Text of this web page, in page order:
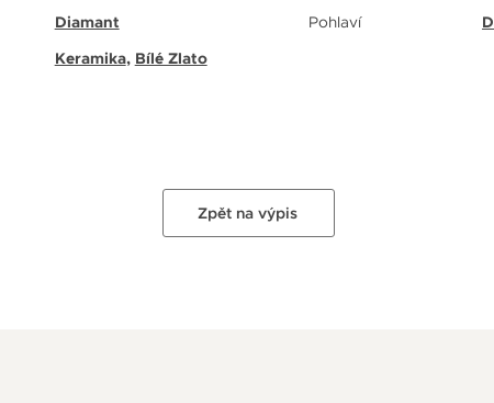
Diamant
Keramika, Bílé Zlato
Pohlaví
Zpět na výpis